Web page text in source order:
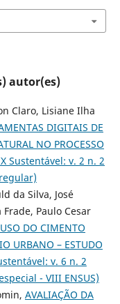
autor(es)
Claro, Lisiane Ilha
DIGITAIS DE
NO PROCESSO
Sustentável: v. 2 n. 2
da Silva, José
Paulo Cesar
DO CIMENTO
URBANO – ESTUDO
v. 6 n. 2
- VIII ENSUS)
AVALIAÇÃO DA